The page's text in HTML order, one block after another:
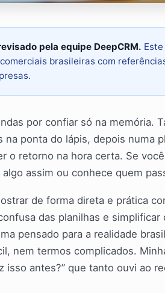
pela equipe DeepCRM.
brasileiras com
por confiar só na memória.
na ponta do lápis, depois numa
o retorno na hora certa. Se
algo assim ou conhece quem
de forma direta e prática
das planilhas e
pensado para a realidade
nem termos complicados.
isso antes?” que tanto ouvi ao